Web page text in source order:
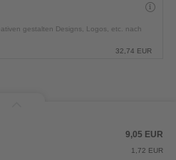
gestalten Designs, Logos, etc. nach
32,74 EUR
9,05 EUR
1,72 EUR